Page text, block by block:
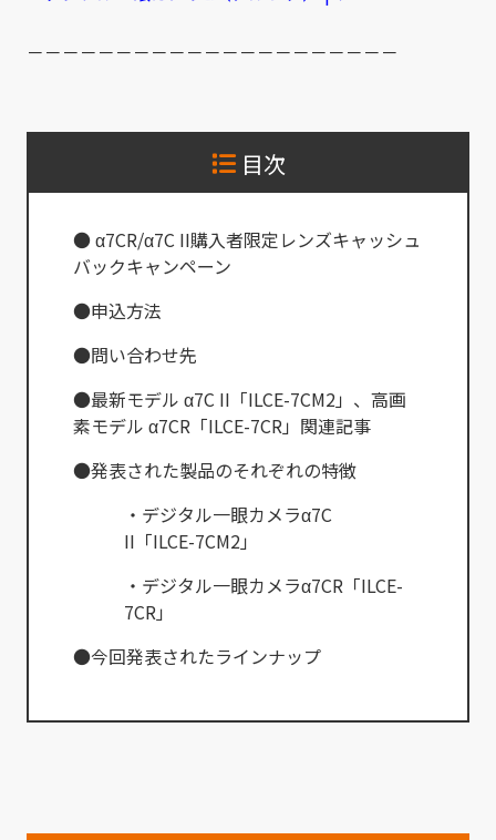
－－－－－－－－－－－－－－－－－－－－－
目次
● α7CR/α7C II購入者限定レンズキャッシュ
バックキャンペーン
●申込方法
●問い合わせ先
●最新モデル α7C II「ILCE-7CM2」、高画
素モデル α7CR「ILCE-7CR」関連記事
●発表された製品のそれぞれの特徴
・デジタル一眼カメラα7C
II「ILCE-7CM2」
・デジタル一眼カメラα7CR「ILCE-
7CR」
●今回発表されたラインナップ